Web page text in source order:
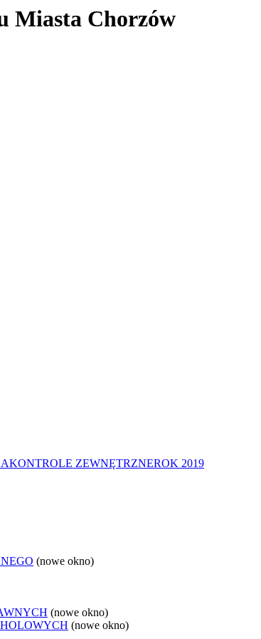
Miasta Chorzów
KONTROLE ZEWNĘTRZNEROK 2019
(nowe okno)
(nowe okno)
(nowe okno)